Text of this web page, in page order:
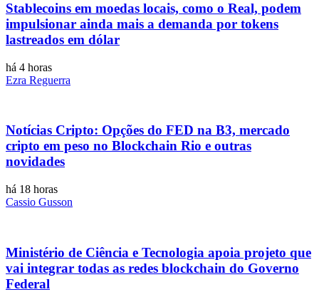
Stablecoins ​​em moedas locais, como o Real, podem
impulsionar ainda mais a demanda por tokens
lastreados em dólar
há 4 horas
Ezra Reguerra
Notícias Cripto: Opções do FED na B3, mercado
cripto em peso no Blockchain Rio e outras
novidades
há 18 horas
Cassio Gusson
Ministério de Ciência e Tecnologia apoia projeto que
vai integrar todas as redes blockchain do Governo
Federal